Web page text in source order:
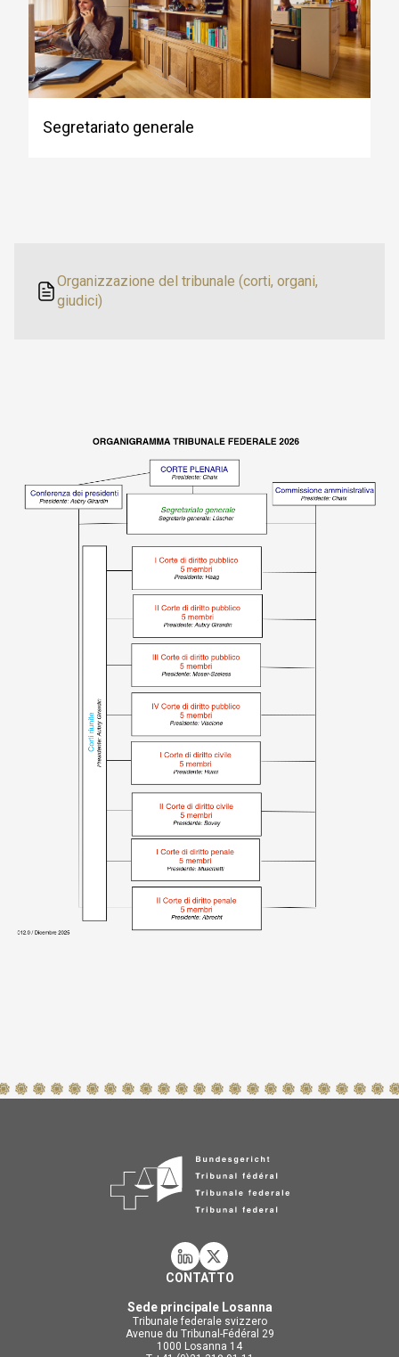
Segretariato generale
Organizzazione del tribunale (corti, organi,
giudici)
CONTATTO
Sede principale Losanna
Tribunale federale svizzero
Avenue du Tribunal-Fédéral 29
1000 Losanna 14